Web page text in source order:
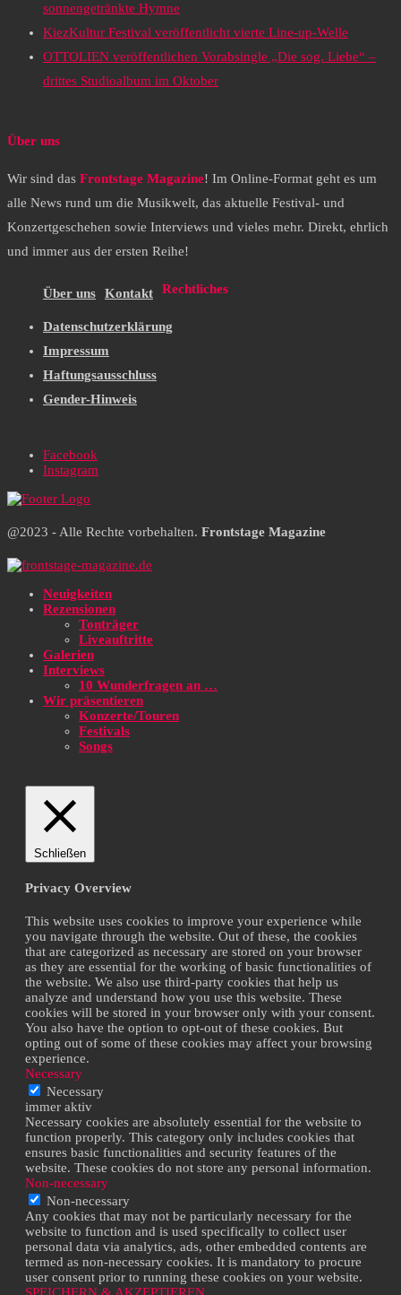
sonnengetränkte Hymne
KiezKultur Festival veröffentlicht vierte Line-up-Welle
OTTOLIEN veröffentlichen Vorabsingle „Die sog. Liebe“ –
drittes Studioalbum im Oktober
Über uns
Wir sind das Frontstage Magazine! Im Online-Format geht es um
alle News rund um die Musikwelt, das aktuelle Festival- und
Konzertgeschehen sowie Interviews und vieles mehr. Direkt, ehrlich
und immer aus der ersten Reihe!
Über uns Kontakt Rechtliches
Datenschutzerklärung
Impressum
Haftungsausschluss
Gender-Hinweis
Facebook
Instagram
@2023 - Alle Rechte vorbehalten. Frontstage Magazine
Neuigkeiten
Rezensionen
Tonträger
Liveauftritte
Galerien
Interviews
10 Wunderfragen an …
Wir präsentieren
Konzerte/Touren
Festivals
Songs
Schließen
Privacy Overview
This website uses cookies to improve your experience while
you navigate through the website. Out of these, the cookies
that are categorized as necessary are stored on your browser
as they are essential for the working of basic functionalities of
the website. We also use third-party cookies that help us
analyze and understand how you use this website. These
cookies will be stored in your browser only with your consent.
You also have the option to opt-out of these cookies. But
opting out of some of these cookies may affect your browsing
experience.
Necessary
Necessary
immer aktiv
Necessary cookies are absolutely essential for the website to
function properly. This category only includes cookies that
ensures basic functionalities and security features of the
website. These cookies do not store any personal information.
Non-necessary
Non-necessary
Any cookies that may not be particularly necessary for the
website to function and is used specifically to collect user
personal data via analytics, ads, other embedded contents are
termed as non-necessary cookies. It is mandatory to procure
user consent prior to running these cookies on your website.